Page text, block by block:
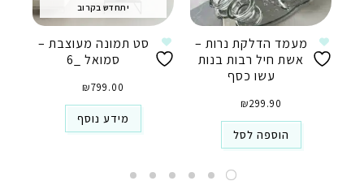
מעמד הדלקת נרות –
אשת חיל רבות בנות
עשו כסף
₪299.90
הוספה לסל
יתחדש בקרוב
סט תמונה מעוצבת –
סמואל _6
₪799.00
מידע נוסף